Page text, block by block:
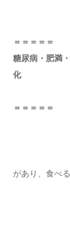
＝＝＝＝＝
糖尿病・肥満
化
＝＝＝＝＝
があり、食べ